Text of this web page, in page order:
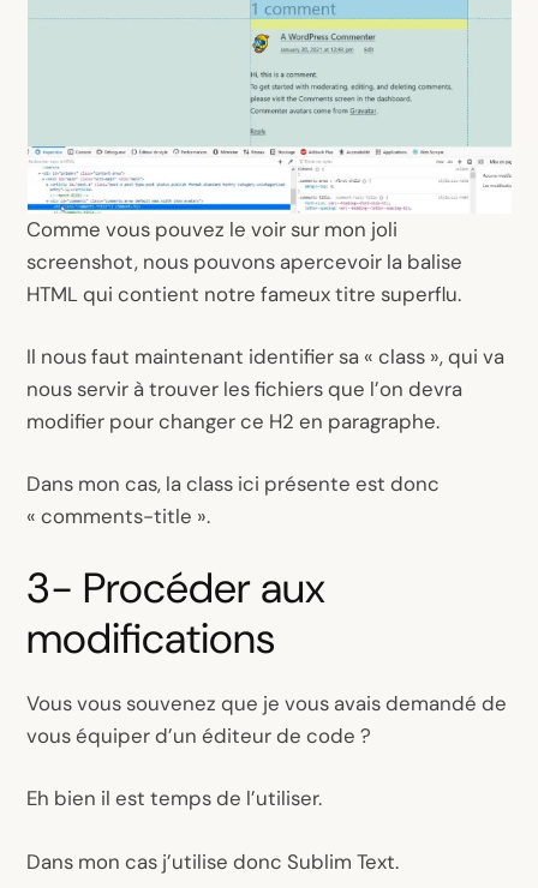
Comme vous pouvez le voir sur mon joli
screenshot, nous pouvons apercevoir la balise
HTML qui contient notre fameux titre superflu.
Il nous faut maintenant identifier sa « class », qui va
nous servir à trouver les fichiers que l’on devra
modifier pour changer ce H2 en paragraphe.
Dans mon cas, laclass ici présente est donc
« comments-title ».
3- Procéder aux
modifications
Vous vous souvenez que je vous avais demandé de
vous équiper d’un éditeur de code ?
Eh bien il est temps de l’utiliser.
Dans mon cas j’utilise donc Sublim Text.